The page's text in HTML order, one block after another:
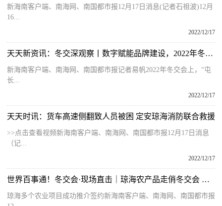
新海南客户端、南海网、南国都市报12月17日消息(记者石祖波)12月
16...
2022/12/17
天天新资讯：冬交深观察丨数字赋能品牌建设，2022年冬交会打响“海南鲜品”农业品牌
新海南客户端、南海网、南国都市报记者易帆2022年冬交会上，“屯
长...
2022/12/17
天天时讯：货车高速侧翻致人员被困 定安琼海消防联合救援
>>点击查看视频新海南客户端、南海网、南国都市报12月17日消息
（记...
2022/12/17
世界百事通！冬交会·现场直击｜琼海农产品走俏冬交会 现场签约980万元
琼海多个农业项目成功推介签约新海南客户端、南海网、南国都市报